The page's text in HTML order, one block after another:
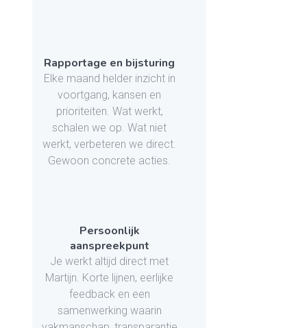
Rapportage en bijsturing
Elke maand helder inzicht in
voortgang, kansen en
prioriteiten. Wat werkt,
schalen we op. Wat niet
werkt, verbeteren we direct.
Gewoon concrete acties.
Persoonlijk
aanspreekpunt
Je werkt altijd direct met
Martijn. Korte lijnen, eerlijke
feedback en een
samenwerking waarin